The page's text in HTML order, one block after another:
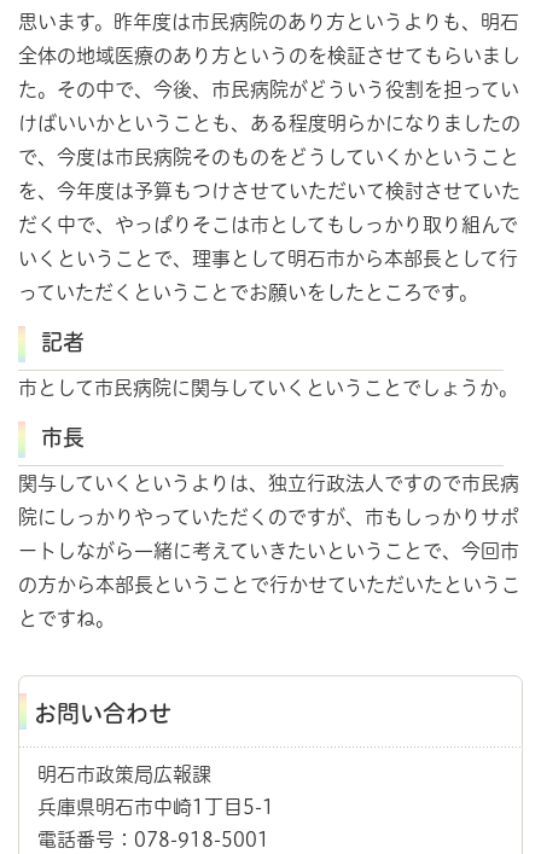
思います。昨年度は市民病院のあり方というよりも、明石
全体の地域医療のあり方というのを検証させてもらいまし
た。その中で、今後、市民病院がどういう役割を担ってい
けばいいかということも、ある程度明らかになりましたの
で、今度は市民病院そのものをどうしていくかということ
を、今年度は予算もつけさせていただいて検討させていた
だく中で、やっぱりそこは市としてもしっかり取り組んで
いくということで、理事として明石市から本部長として行
っていただくということでお願いをしたところです。
記者
市として市民病院に関与していくということでしょうか。
市長
関与していくというよりは、独立行政法人ですので市民病
院にしっかりやっていただくのですが、市もしっかりサポ
ートしながら一緒に考えていきたいということで、今回市
の方から本部長ということで行かせていただいたというこ
とですね。
お問い合わせ
明石市政策局広報課
兵庫県明石市中崎1丁目5-1
電話番号：078-918-5001